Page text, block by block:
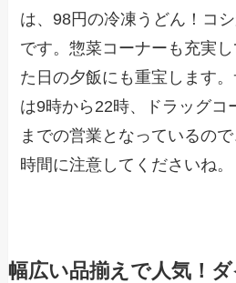
は、98円の冷凍うどん！コ
です。惣菜コーナーも充実
た日の夕飯にも重宝します
は9時から22時、ドラッグコ
までの営業となっているの
時間に注意してくださいね。
幅広い品揃えで人気！